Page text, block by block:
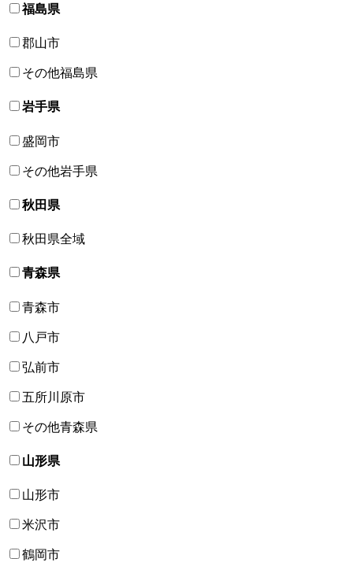
福島県
郡山市
その他福島県
岩手県
盛岡市
その他岩手県
秋田県
秋田県全域
青森県
青森市
八戸市
弘前市
五所川原市
その他青森県
山形県
山形市
米沢市
鶴岡市